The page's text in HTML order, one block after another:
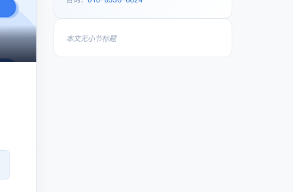
本文无小节标题